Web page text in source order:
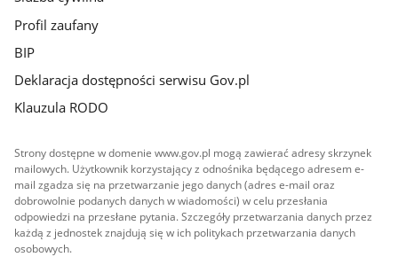
Profil zaufany
BIP
Deklaracja dostępności serwisu Gov.pl
Klauzula RODO
Strony dostępne w domenie www.gov.pl mogą zawierać adresy skrzynek
mailowych. Użytkownik korzystający z odnośnika będącego adresem e-
mail zgadza się na przetwarzanie jego danych (adres e-mail oraz
dobrowolnie podanych danych w wiadomości) w celu przesłania
odpowiedzi na przesłane pytania. Szczegóły przetwarzania danych przez
każdą z jednostek znajdują się w ich politykach przetwarzania danych
osobowych.